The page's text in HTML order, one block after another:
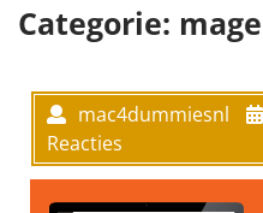
Categorie:
mac4dummiesnl
Reacties